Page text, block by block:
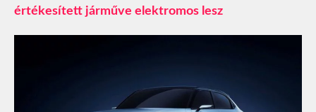
értékesített járműve elektromos lesz